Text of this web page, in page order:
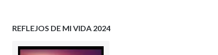
REFLEJOS DE MI VIDA 2024